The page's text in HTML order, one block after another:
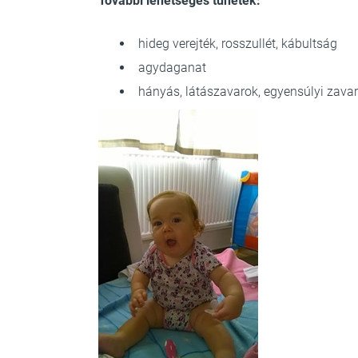
hideg verejték, rosszullét, kábultság
agydaganat
hányás, látászavarok, egyensúlyi